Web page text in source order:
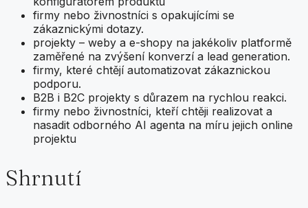
firmy nebo živnostníci s opakujícími se
zákaznickými dotazy.
projekty – weby a e-shopy na jakékoliv platformě
zaměřené na zvýšení konverzí a lead generation.
firmy, které chtějí automatizovat zákaznickou
podporu.
B2B i B2C projekty s důrazem na rychlou reakci.
firmy nebo živnostníci, kteří chtěji realizovat a
nasadit odborného AI agenta na míru jejich online
projektu
Shrnutí